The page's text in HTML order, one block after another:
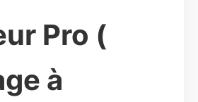
Pro (
à